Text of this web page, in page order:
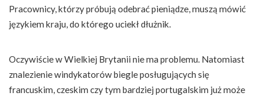
Pracownicy, którzy próbują odebrać pieniądze, muszą mówić
językiem kraju, do którego uciekł dłużnik.
Oczywiście w Wielkiej Brytanii nie ma problemu. Natomiast
znalezienie windykatorów biegle posługujących się
francuskim, czeskim czy tym bardziej portugalskim już może